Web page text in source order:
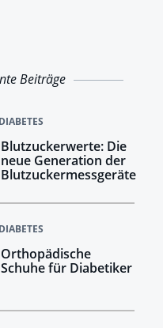
Beiträge
DIABETES
Blutzuckerwerte: Die
neue Generation der
Blutzuckermessgeräte
DIABETES
Orthopädische
Schuhe für Diabetiker